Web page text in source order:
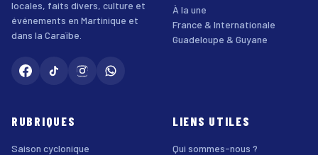
locales, faits divers, culture et
événements en Martinique et
dans la Caraïbe.
À la une
France & Internationale
Guadeloupe & Guyane
RUBRIQUES
Saison cyclonique
LIENS UTILES
Qui sommes-nous ?